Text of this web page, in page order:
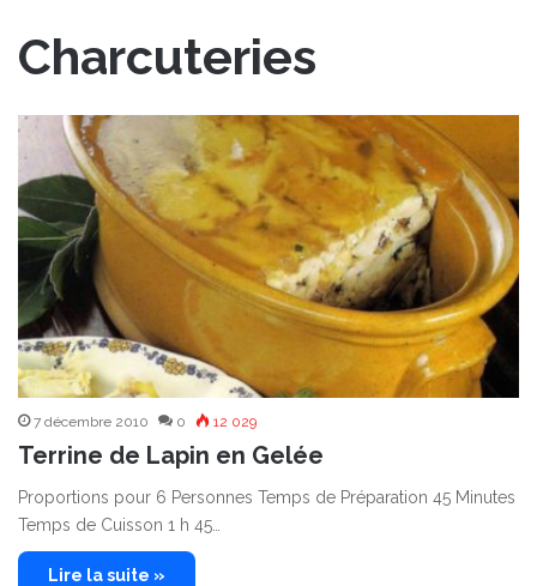
Charcuteries
7 décembre 2010 0 12 029
Terrine de Lapin en Gelée
Proportions pour 6 Personnes Temps de Préparation 45 Minutes
Temps de Cuisson 1 h 45…
Lire la suite »